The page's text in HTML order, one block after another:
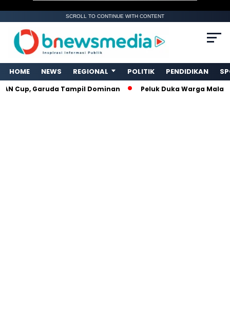
SCROLL TO CONTINUE WITH CONTENT
HOME NEWS REGIONAL POLITIK PENDIDIKAN
Garuda Tampil Dominan Peluk Duka Warga Malalo,
. Ukuran gambar 480px x 600px